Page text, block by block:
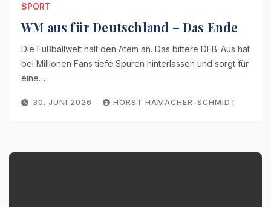
SPORT
WM aus für Deutschland – Das Ende
Die Fußballwelt hält den Atem an. Das bittere DFB-Aus hat
bei Millionen Fans tiefe Spuren hinterlassen und sorgt für
eine…
30. JUNI 2026 HORST HAMACHER-SCHMIDT